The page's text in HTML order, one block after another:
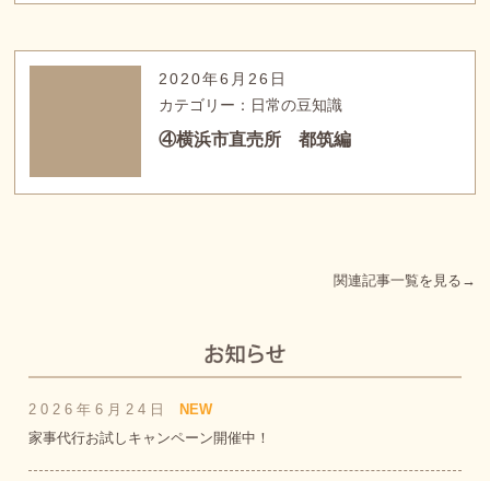
2020年6月26日
カテゴリー：日常の豆知識
④横浜市直売所 都筑編
関連記事一覧を見る→
2026年6月24日
NEW
家事代行お試しキャンペーン開催中！